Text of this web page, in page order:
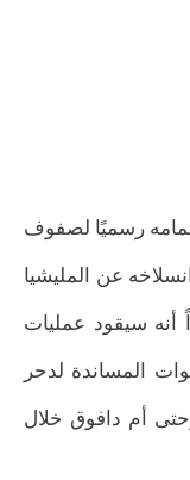
رسميًا لصفوف
عن المليشيا
أنه سيقود عمليات
المساندة لدحر
أم دافوق خلال